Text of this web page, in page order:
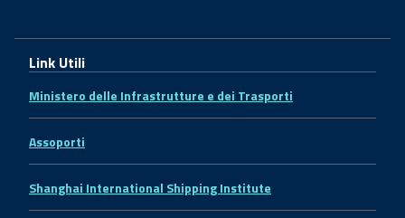
Link Utili
Ministero delle Infrastrutture e dei Trasporti
Assoporti
Shanghai International Shipping Institute